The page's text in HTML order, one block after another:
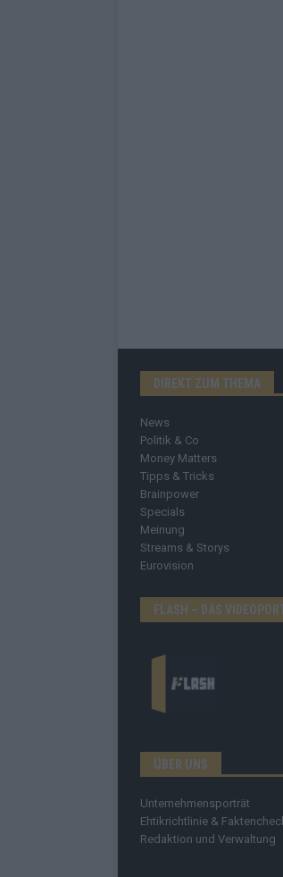
DIREKT ZUM THEMA
News
Politik & Co
Money Matters
Tipps & Tricks
Brainpower
Specials
Meinung
Streams & Storys
Eurovision
FLASH – DAS
ÜBER UNS
Unternehmensporträt
Ehtikrichtlinie &
Redaktion und Verwaltung